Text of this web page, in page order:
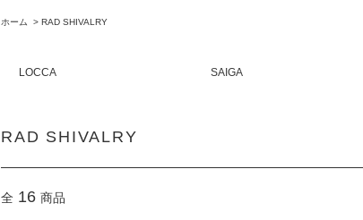
ホーム > RAD SHIVALRY
LOCCA SAIGA
RAD SHIVALRY
全 16 商品